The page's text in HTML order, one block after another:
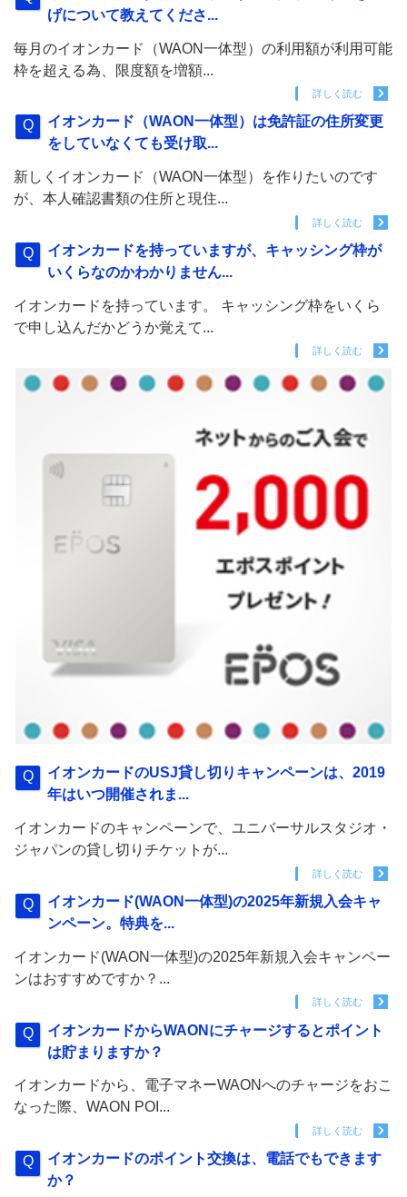
げについて教えてくださ...
毎月のイオンカード（WAON一体型）の利用額が利用可能
枠を超える為、限度額を増額...
詳しく読む
イオンカード（WAON一体型）は免許証の住所変更
をしていなくても受け取...
新しくイオンカード（WAON一体型）を作りたいのです
が、本人確認書類の住所と現住...
詳しく読む
イオンカードを持っていますが、キャッシング枠が
いくらなのかわかりません...
イオンカードを持っています。 キャッシング枠をいくら
で申し込んだかどうか覚えて...
詳しく読む
イオンカードのUSJ貸し切りキャンペーンは、2019
年はいつ開催されま...
イオンカードのキャンペーンで、ユニバーサルスタジオ・
ジャパンの貸し切りチケットが...
詳しく読む
イオンカード(WAON一体型)の2025年新規入会キャ
ンペーン。特典を...
イオンカード(WAON一体型)の2025年新規入会キャンペー
ンはおすすめですか？...
詳しく読む
イオンカードからWAONにチャージするとポイント
は貯まりますか？
イオンカードから、電子マネーWAONへのチャージをおこ
なった際、WAON POI...
詳しく読む
イオンカードのポイント交換は、電話でもできます
か？